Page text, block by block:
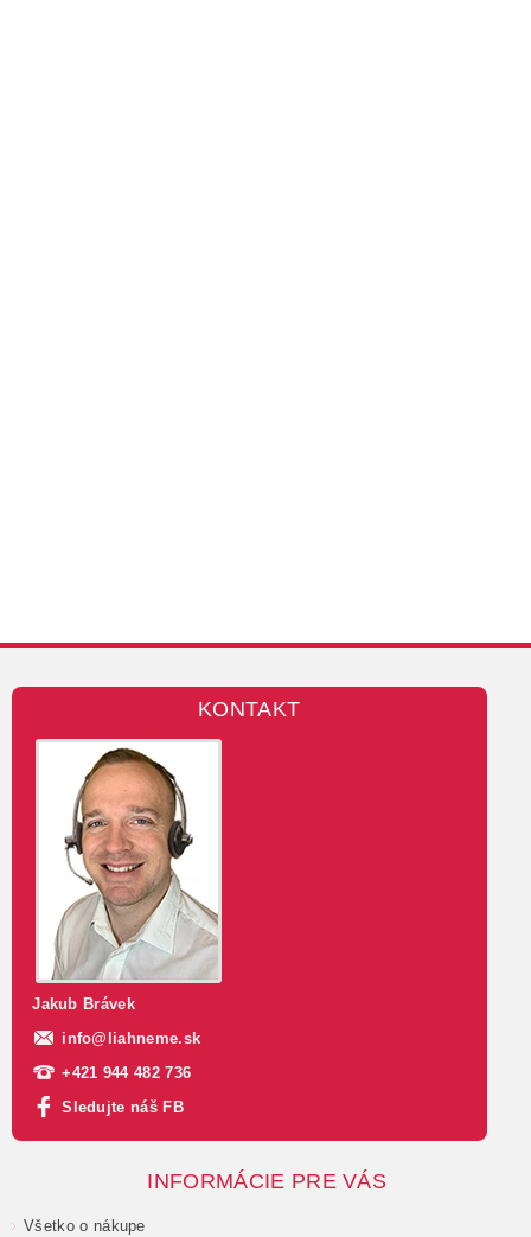
KONTAKT
Jakub Brávek
info@ liahneme.sk
+421 944 482 736
Sledujte náš FB
INFORMÁCIE PRE VÁS
Všetko o nákupe